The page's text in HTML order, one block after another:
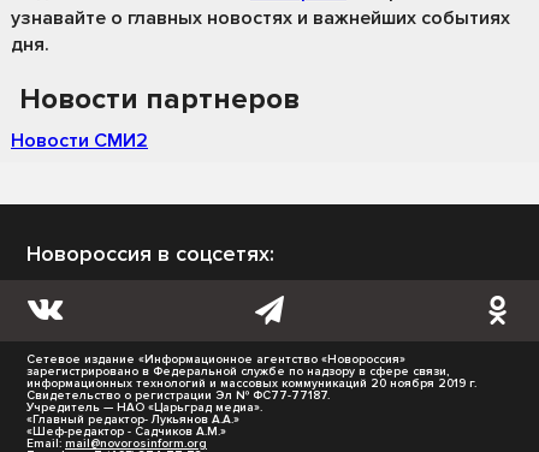
узнавайте о главных новостях и важнейших событиях
дня.
Новости партнеров
Новости СМИ2
Новороссия в соцсетях:
Сетевое издание «Информационное агентство «Новороссия»
зарегистрировано в Федеральной службе по надзору в сфере связи,
информационных технологий и массовых коммуникаций 20 ноября 2019 г.
Свидетельство о регистрации Эл № ФС77-77187.
Учредитель — НАО «Царьград медиа».
«Главный редактор- Лукьянов А.А.»
«Шеф-редактор - Садчиков А.М.»
Email: mail@novorosinform.org